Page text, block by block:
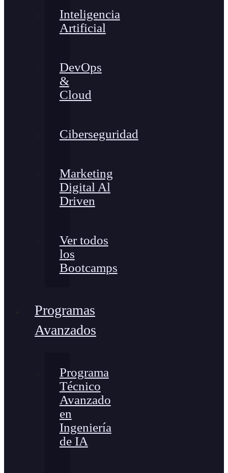
Inteligencia
Artificial
DevOps
&
Cloud
Ciberseguridad
Marketing
Digital Al
Driven
Ver todos
los
Bootcamps
Programas
Avanzados
Programa
Técnico
Avanzado
en
Ingeniería
de IA